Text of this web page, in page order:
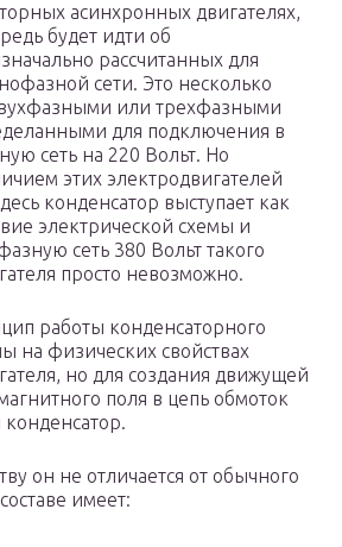
асинхронных двигателях,
будет идти об
рассчитанных для
сети. Это несколько
или трехфазными
для подключения в
сеть на 220 Вольт. Но
этих электродвигателей
конденсатор выступает как
электрической схемы и
сеть 380 Вольт такого
просто невозможно.
работы конденсаторного
на физических свойствах
но для создания движущей
поля в цепь обмоток
он не отличается от обычного
имеет: